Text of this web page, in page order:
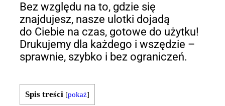
Bez względu na to, gdzie się
znajdujesz, nasze ulotki dojadą
do Ciebie na czas, gotowe do użytku!
Drukujemy dla każdego i wszędzie –
sprawnie, szybko i bez ograniczeń.
Spis treści [pokaż]